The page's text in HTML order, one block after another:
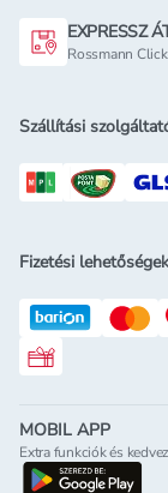
EXPRESSZ
Rossmann
Szállítási
Fizetési lehetőségek
Rossmann
MOBIL APP
Extra funkciók és